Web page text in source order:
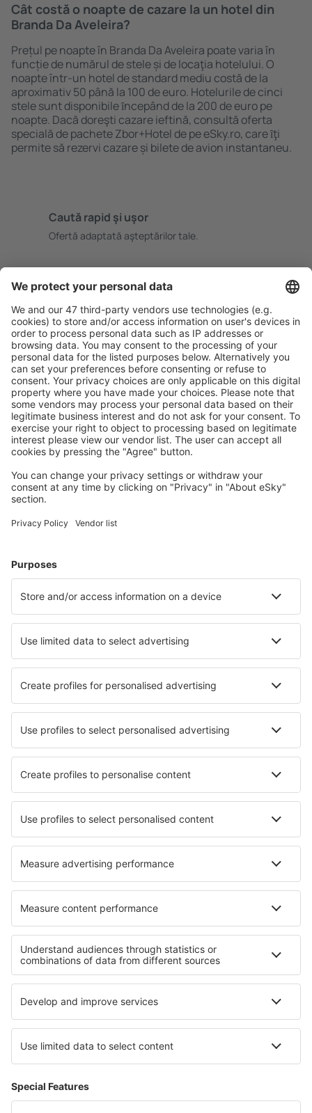
Cât costă o noapte de cazare la un hotel din
Branda Da Aveleira?
Prețul pe noapte în Branda Da Aveleira poate varia în
funcție de numărul de stele și de locaţia hotelului. O
noapte într-un hotel de standard mediu costă de la
aproximativ 50 până la 100 de euro. Hotelurile de cinci
stele sunt disponibile ȋncepând de la 200 de euro pe
noapte. Dacă doreşti cazare ieftină, consultă oferta
specială de pachete Zbor+Hotel de pe eSky.ro, care ȋţi
permite să rezervi cazare și bilete de avion instantaneu.
Caută rapid şi uşor
Ofertă adaptată aşteptărilor tale.
Rezervare fără griji cu opțiune gratuită de anulare.
Economiseşte mai mult
Prețuri atractive și oferte speciale pentru utilizatorii
conectați.
Cazarea preferată
Alege din peste 1,3 mil. de opţiuni: hoteluri, cabane,
apartamente și altele.
Cele mai căutate hoteluri de către utilizatorii eSky
Hoteluri în Portugalia - Orașe populare
Hoteluri în Albufeira
Hoteluri în Setubal Hoteluri în Vale do Lobo
Hoteluri în Fafe Hoteluri în Santa Maria da Feira
Hoteluri în Alcantarilha
Cele mai bune hoteluri - orașe
Hoteluri San Benito Hoteluri în Vezelay
Hoteluri în Turbigo Hoteluri în Fuveau
Hoteluri în Meissen Hoteluri în Poinciana
Hoteluri în Port Hughes Hoteluri Debel
Cele mai bune hoteluri - regiuni
Hoteluri in Madeira Hoteluri în Algarve
Hoteluri în Portugalia Hoteluri Lisbon coast
Hoteluri in Porto Hoteluri în Norte de Santander
Hoteluri în Gotland Hoteluri Lovech province
Hoteluri in Parcul Național Augrabies Falls